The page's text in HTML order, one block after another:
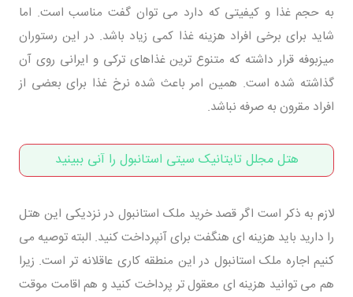
به حجم غذا و کیفیتی که دارد می توان گفت مناسب است. اما
شاید برای برخی افراد هزینه غذا کمی زیاد باشد. در این رستوران
میزبوفه قرار داشته که متنوع ترین غذاهای ترکی و ایرانی روی آن
گذاشته شده است. همین امر باعث شده نرخ غذا برای بعضی از
افراد مقرون به صرفه نباشد.
هتل مجلل تایتانیک سیتی استانبول را آنی ببینید
لازم به ذکر است اگر قصد خرید ملک استانبول در نزدیکی این هتل
را دارید باید هزینه ای هنگفت برای آنپرداخت کنید. البته توصیه می
کنیم اجاره ملک استانبول در این منطقه کاری عاقلانه تر است. زیرا
هم می توانید هزینه ای معقول تر پرداخت کنید و هم اقامت موقت